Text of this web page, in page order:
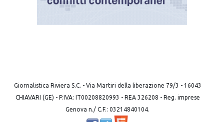
Giornalistica Riviera S.C. - Via Martiri della liberazione 79/3 - 16043
CHIAVARI (GE) - P.IVA: IT00208820993 - REA 326208 - Reg. imprese
Genova n./ C.F.: 03214840104.